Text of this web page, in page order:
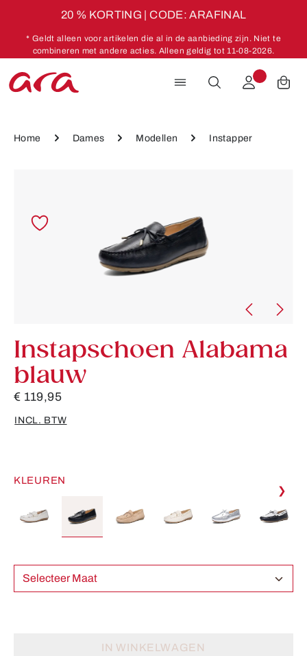
20 % KORTING | CODE: ARAFINAL
* Geldt alleen voor artikelen die al in de aanbieding zijn. Niet te
combineren met andere acties. Alleen geldig tot 11-08-2026.
Home Dames Modellen Instapper
Instapschoen Alabama
blauw
€ 119,95
INCL. BTW
KLEUREN
❯
Selecteer Maat
IN WINKELWAGEN